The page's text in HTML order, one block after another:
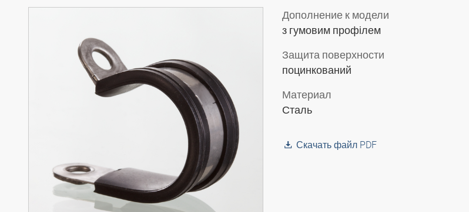
Дополнение к модели
з гумовим профілем
Защита поверхности
поцинкований
Материал
Сталь
Скачать файл PDF